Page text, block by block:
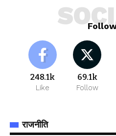
248.1k
Like
69.1k
Follow
राजनीति